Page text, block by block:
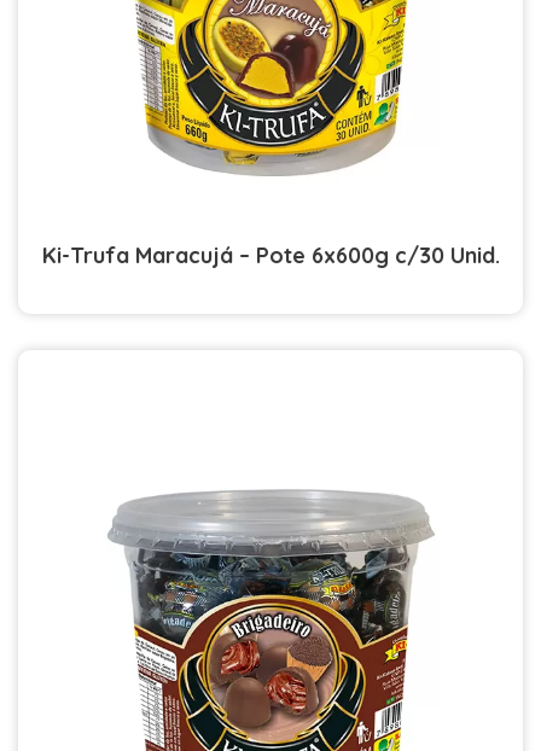
Ki-Trufa Maracujá – Pote 6x600g c/30 Unid.